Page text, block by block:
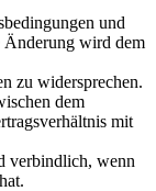
und
Änderung wird dem
zu widersprechen.
dem
mit
verbindlich, wenn